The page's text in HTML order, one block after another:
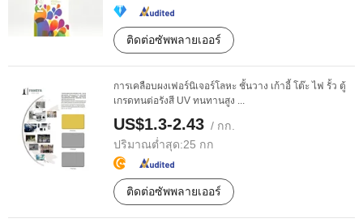
ติดต่อซัพพลายเออร์
การเคลือบผงเฟอร์นิเจอร์โลหะ ชั้นวาง เก้าอี้ โต๊ะ ไฟ รั้ว ตู้
เกรดทนต่อรังสี UV ทนทานสูง ...
US$1.3-2.43 / กก.
ปริมาณต่ำสุด:25 กก
ติดต่อซัพพลายเออร์